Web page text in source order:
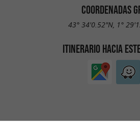
COORDENADAS
43° 34'0.52"N, 1°
ITINERARIO HACIA